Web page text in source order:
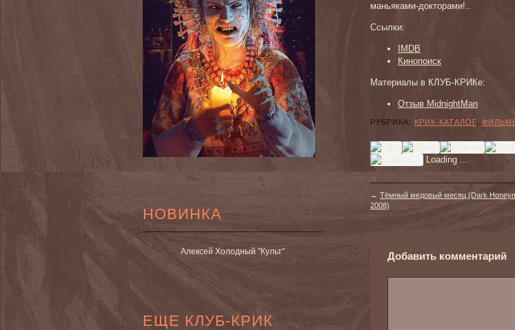
НОВИНКА
Алексей Холодный "Культ"
ЕЩЕ КЛУБ-КРИК
маньяками-докторами!..
Ссылки:
IMDB
Кинопоиск
Материалы в КЛУБ-КРИКе:
Отзыв MidnightMan
РУБРИКА: КРИК-КАТАЛОГ
Loading ...
← Тёмный медовый месяц (Dark
2008)
Добавить комментарий